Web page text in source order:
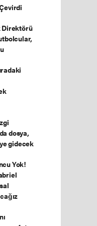
Direktörü
dosya,
gidecek
Yok!